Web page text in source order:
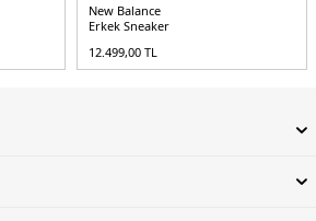
New Balance
Erkek Sneaker
12.499,00 TL